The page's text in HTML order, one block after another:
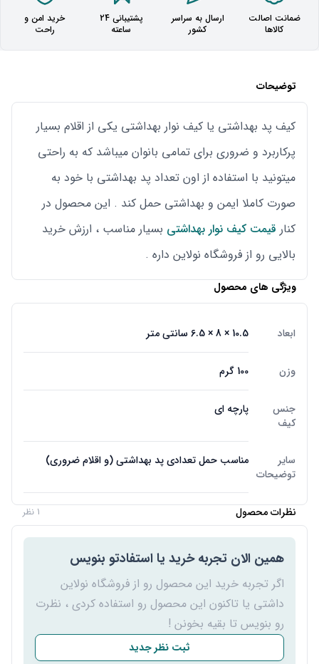
ضمانت اصالت
کالاها
ارسال به سراسر
کشور
پشتیبانی 24
ساعته
خرید امن و
راحت
توضیحات
کیف پد بهداشتی یا کیف نوار بهداشتی یکی از اقلام بسیار
پرکاربرد و ضروری برای تمامی بانوان میباشد که به راحتی
میتونید با استفاده از اون تعداد پد بهداشتی با خود به
صورت کاملا ایمن و بهداشتی حمل کند . این محصول در
کنار قیمت کیف نوار بهداشتی بسیار مناسب ، ارزش خرید
بالایی رو از فروشگاه نولاین داره .
ویژگی های محصول
ابعاد 10.5 × 8 × 6.5 سانتی متر
وزن 100 گرم
جنس
کیف
پارچه ای
سایر
توضیحات
مناسب حمل تعدادی پد بهداشتی (و اقلام ضروری)
نظرات محصول 1 نظر
همین الان تجربه خرید یا استفادتو بنویس
اگر تجربه خرید این محصول رو از فروشگاه نولاین
داشتی یا تاکنون این محصول رو استفاده کردی ، نظرت
رو بنویس تا بقیه بخونن !
ثبت نظر جدید